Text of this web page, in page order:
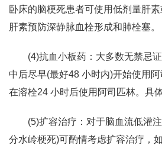
卧床的脑梗死患者可使用低剂量肝
肝素预防深静脉血栓形成和肺栓塞。
(4)抗血小板药：大多数无禁忌
中后尽早(最好48 小时内)开始使用
在溶栓24 小时后使用阿司匹林。具
(5)扩容治疗：对于脑血流低灌
分水岭梗死)可酌情考虑扩容治疗，